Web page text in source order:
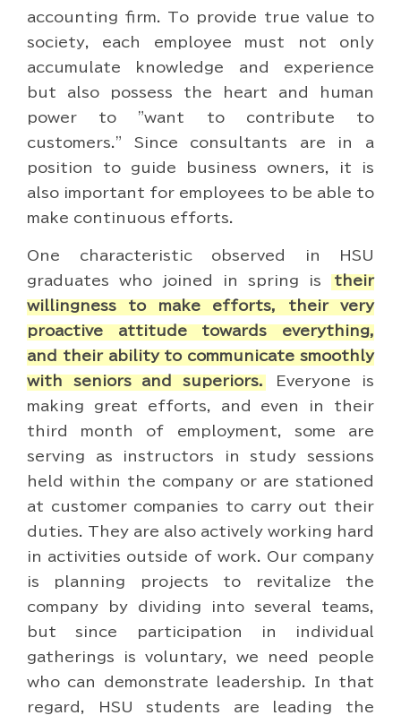
accounting firm. To provide true value to
society, each employee must not only
accumulate knowledge and experience
but also possess the heart and human
power to "want to contribute to
customers." Since consultants are in a
position to guide business owners, it is
also important for employees to be able to
make continuous efforts.
One characteristic observed in HSU
graduates who joined in spring is
their
willingness to make efforts, their very
proactive attitude towards everything,
and their ability to communicate smoothly
with seniors and superiors.
Everyone is
making great efforts, and even in their
third month of employment, some are
serving as instructors in study sessions
held within the company or are stationed
at customer companies to carry out their
duties. They are also actively working hard
in activities outside of work. Our company
is planning projects to revitalize the
company by dividing into several teams,
but since participation in individual
gatherings is voluntary, we need people
who can demonstrate leadership. In that
regard, HSU students are leading the